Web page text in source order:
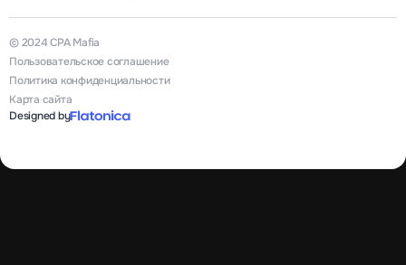
© 2024 CPA Mafia
Пользовательское соглашение
Политика конфиденциальности
Карта сайта
Designed by